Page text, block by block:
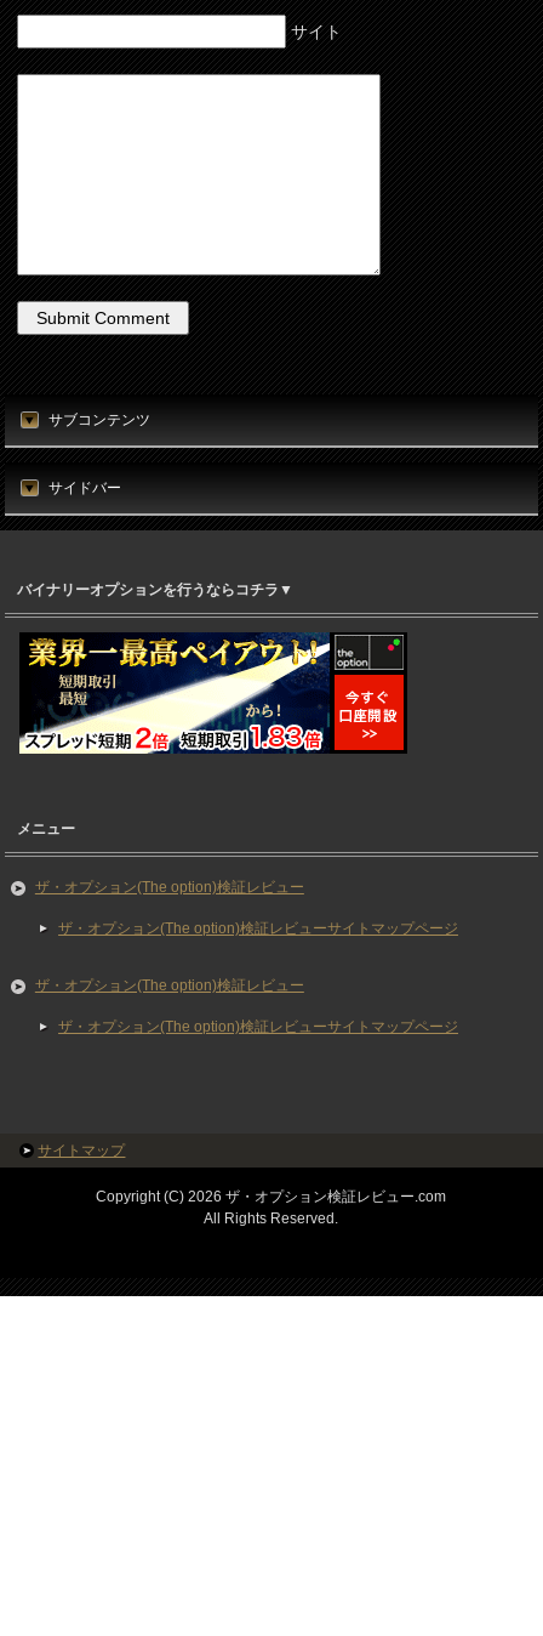
サイト
サブコンテンツ
サイドバー
バイナリーオプションを行うならコチラ▼
メニュー
ザ・オプション(The option)検証レビュー
ザ・オプション(The option)検証レビューサイトマップページ
ザ・オプション(The option)検証レビュー
ザ・オプション(The option)検証レビューサイトマップページ
サイトマップ
Copyright (C) 2026 ザ・オプション検証レビュー.com
All Rights Reserved.